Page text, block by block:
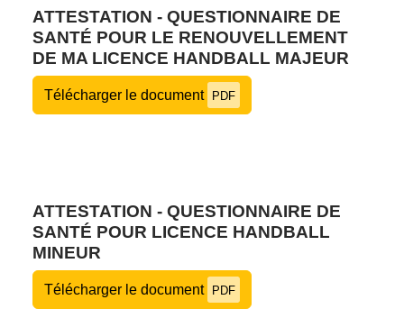
ATTESTATION - QUESTIONNAIRE DE
SANTÉ POUR LE RENOUVELLEMENT
DE MA LICENCE HANDBALL MAJEUR
Télécharger le document PDF
ATTESTATION - QUESTIONNAIRE DE
SANTÉ POUR LICENCE HANDBALL
MINEUR
Télécharger le document PDF